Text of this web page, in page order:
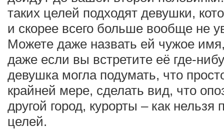
таких целей подходят девушки,
и скорее всего больше вообще не
Можете даже назвать ей чужое
даже если вы встретите её где-
девушка могла подумать, что
крайней мере, сделать вид, что
другой город, курорты – как нельзя
целей.